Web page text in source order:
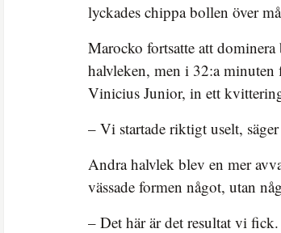
lyckades chippa bollen över
Marocko fortsatte att
halvleken, men i 32:a minuten
Vinicius Junior, in ett
– Vi startade riktigt uselt,
Andra halvlek blev en mer
vässade formen något, utan
– Det här är det resultat vi